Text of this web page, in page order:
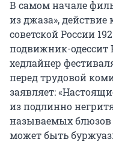
В самом начале
из джаза», действие
советской России
подвижник-одессит
хедлайнер
перед трудовой
заявляет:
из подлинно
называемых блюзов
может быть